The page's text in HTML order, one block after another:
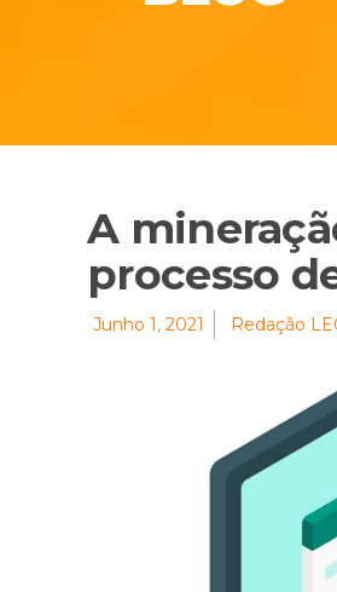
A
processo
Junho 1, 2021 Redação